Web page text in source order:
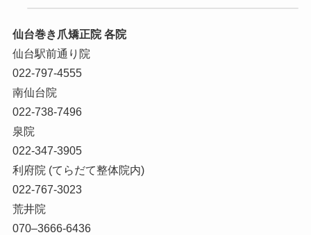
仙台巻き爪矯正院 各院
仙台駅前通り院
022-797-4555
南仙台院
022-738-7496
泉院
022-347-3905
利府院 (てらだて整体院内)
022-767-3023
荒井院
070–3666-6436